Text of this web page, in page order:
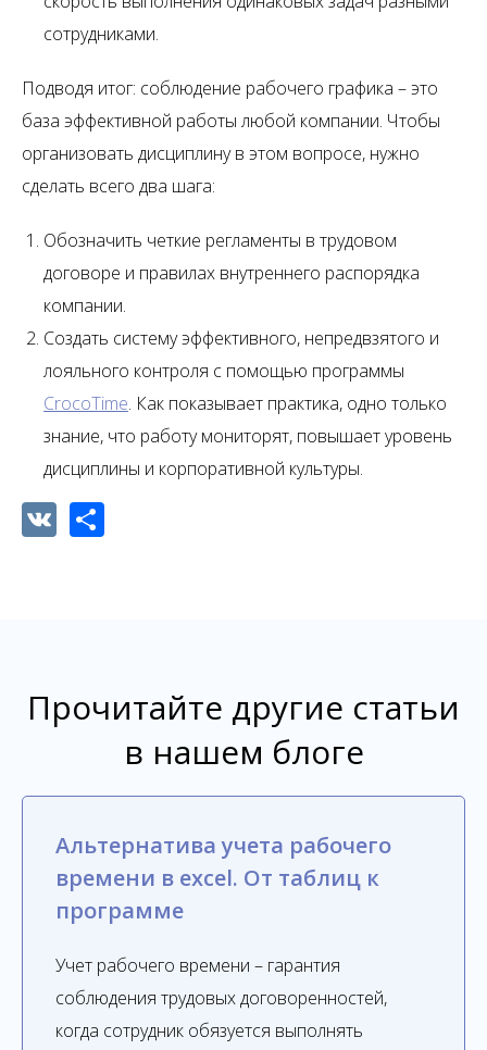
сотрудниками.
Подводя итог: соблюдение рабочего графика – это
база эффективной работы любой компании. Чтобы
организовать дисциплину в этом вопросе, нужно
сделать всего два шага:
Обозначить четкие регламенты в трудовом
договоре и правилах внутреннего распорядка
компании.
Создать систему эффективного, непредвзятого и
лояльного контроля с помощью программы
CrocoTime. Как показывает практика, одно только
знание, что работу мониторят, повышает уровень
дисциплины и корпоративной культуры.
VK Share
Прочитайте другие статьи
в нашем блоге
Альтернатива учета рабочего
времени в excel. От таблиц к
программе
Учет рабочего времени – гарантия
соблюдения трудовых договоренностей,
когда сотрудник обязуется выполнять